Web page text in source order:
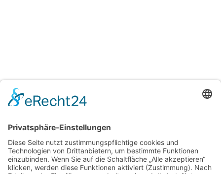
Anti Aging
RF Needling
Micro Needling
4D Gesichtsbehandlung